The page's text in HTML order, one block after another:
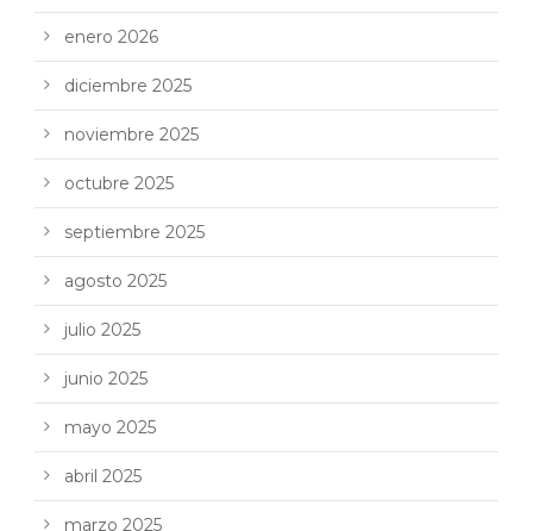
enero 2026
diciembre 2025
noviembre 2025
octubre 2025
septiembre 2025
agosto 2025
julio 2025
junio 2025
mayo 2025
abril 2025
marzo 2025